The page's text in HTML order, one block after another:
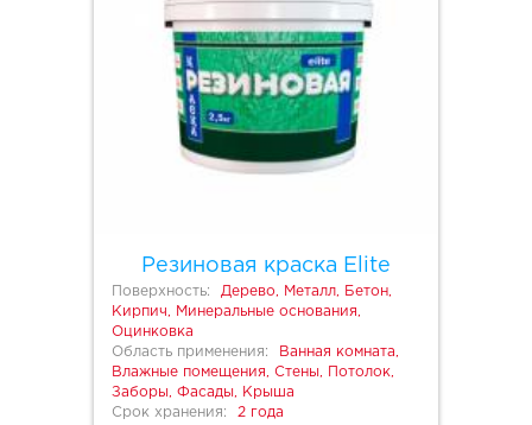
Резиновая краска Elite
Поверхность:
Дерево, Металл, Бетон,
Кирпич, Минеральные основания,
Оцинковка
Область применения:
Ванная комната,
Влажные помещения, Стены, Потолок,
Заборы, Фасады, Крыша
Срок хранения:
2 года